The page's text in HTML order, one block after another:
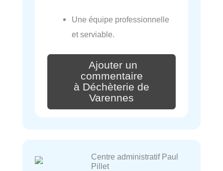
Une équipe professionnelle
et serviable.
Ajouter un
commentaire
à Déchèterie de
Varennes
Centre administratif Paul
Pillet